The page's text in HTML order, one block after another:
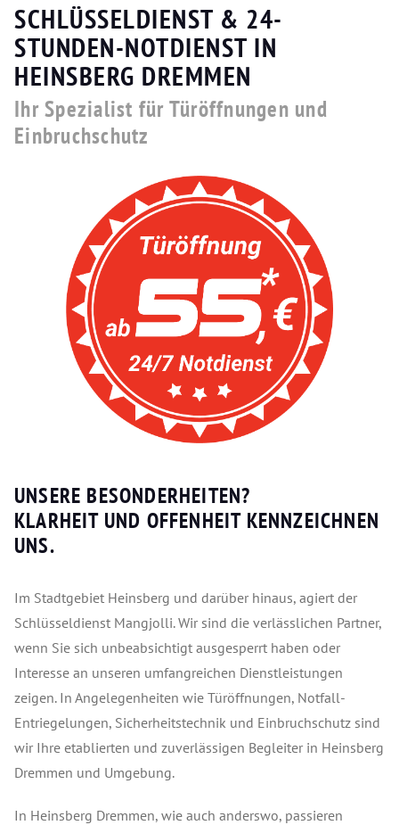
SCHLÜSSELDIENST & 24-
STUNDEN-NOTDIENST IN
HEINSBERG DREMMEN
Ihr Spezialist für Türöffnungen und
Einbruchschutz
UNSERE BESONDERHEITEN?
KLARHEIT UND OFFENHEIT KENNZEICHNEN
UNS.
Im Stadtgebiet Heinsberg und darüber hinaus, agiert der
Schlüsseldienst Mangjolli. Wir sind die verlässlichen Partner,
wenn Sie sich unbeabsichtigt ausgesperrt haben oder
Interesse an unseren umfangreichen Dienstleistungen
zeigen. In Angelegenheiten wie Türöffnungen, Notfall-
Entriegelungen, Sicherheitstechnik und Einbruchschutz sind
wir Ihre etablierten und zuverlässigen Begleiter in Heinsberg
Dremmen und Umgebung.
In Heinsberg Dremmen, wie auch anderswo, passieren